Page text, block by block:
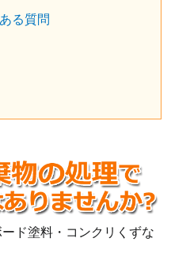
る質問
ド塗料・コンクリくずな